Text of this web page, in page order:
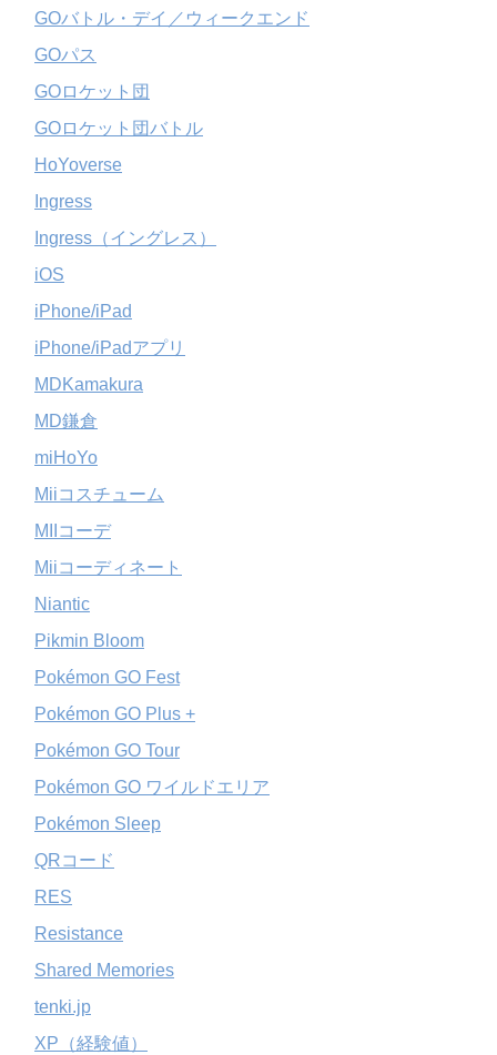
GOバトル・デイ／ウィークエンド
GOパス
GOロケット団
GOロケット団バトル
HoYoverse
Ingress
Ingress（イングレス）
iOS
iPhone/iPad
iPhone/iPadアプリ
MDKamakura
MD鎌倉
miHoYo
Miiコスチューム
MIIコーデ
Miiコーディネート
Niantic
Pikmin Bloom
Pokémon GO Fest
Pokémon GO Plus +
Pokémon GO Tour
Pokémon GO ワイルドエリア
Pokémon Sleep
QRコード
RES
Resistance
Shared Memories
tenki.jp
XP（経験値）